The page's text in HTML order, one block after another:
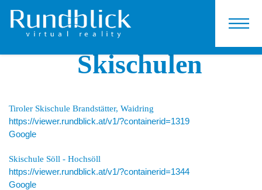
Skischulen
Tiroler Skischule Brandstätter, Waidring
https://viewer.rundblick.at/v1/?containerid=1319
Google
Skischule Söll - Hochsöll
https://viewer.rundblick.at/v1/?containerid=1344
Google